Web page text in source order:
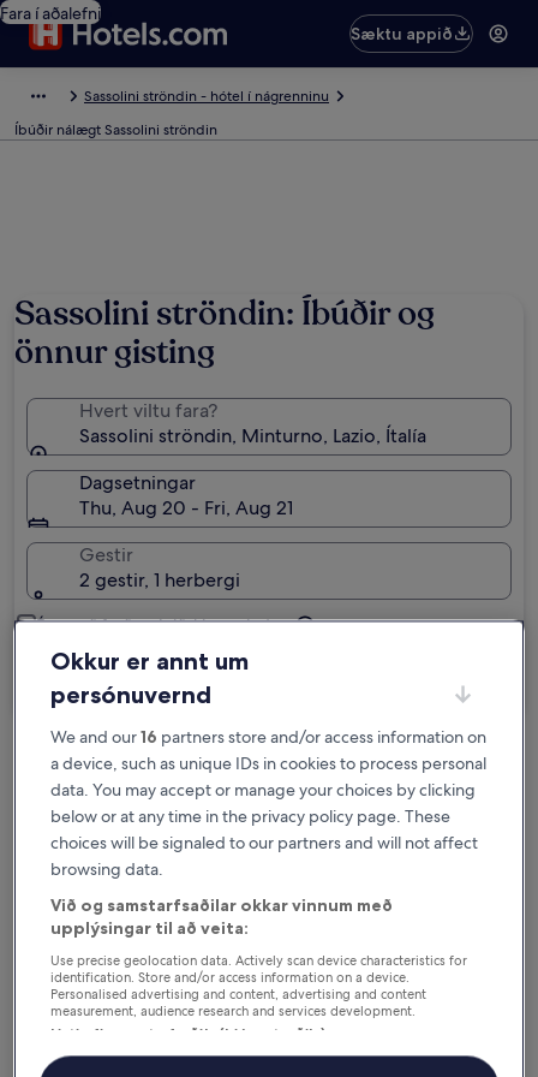
Fara í aðalefni
Sæktu appið
Sassolini ströndin - hótel í nágrenninu
Íbúðir nálægt Sassolini ströndin
Sassolini ströndin: Íbúðir og
önnur gisting
Hvert viltu fara?
Sassolini ströndin, Minturno, Lazio, Ítalía
Dagsetningar
Thu, Aug 20 - Fri, Aug 21
Gestir
2 gestir, 1 herbergi
Ég er að ferðast í viðskiptaerindum
Val um ókeypis afbókun ef áætlanir
breytast
Fáðu ávinning fyrir hverja nótt sem þú
dvelur
Sparaðu meira með félagaverði
Kanna verð fyrir þessar dagsetningar
Okkur er annt um
persónuvernd
We and our16 partners store and/or access information on
a device, such as unique IDs in cookies to process personal
data. You may accept or manage your choices by clicking
below or at any time in the privacy policy page. These
choices will be signaled to our partners and will not affect
browsing data.
Við og samstarfsaðilar okkar vinnum með
upplýsingar til að veita:
Use precise geolocation data. Actively scan device characteristics for
identification. Store and/or access information on a device.
Personalised advertising and content, advertising and content
measurement, audience research and services development.
Listi yfir samstarfsaðila (þjónustuaðila)